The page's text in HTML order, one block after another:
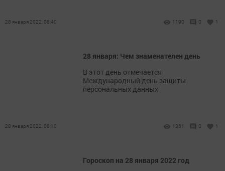
28 января 2022, 08:40 1190 0 1
28 января: Чем знаменателен день
В этот день отмечается
Международный день защиты
персональных данных
28 января 2022, 08:10 1361 0 1
Гороскоп на 28 января 2022 год